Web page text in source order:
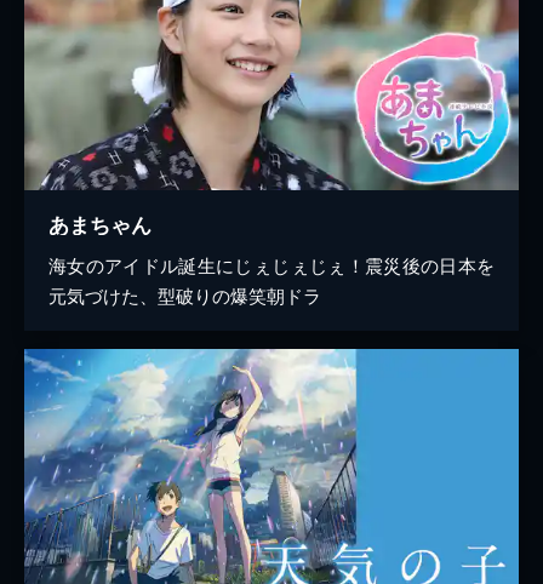
あまちゃん
海女のアイドル誕生にじぇじぇじぇ！震災後の日本を
元気づけた、型破りの爆笑朝ドラ